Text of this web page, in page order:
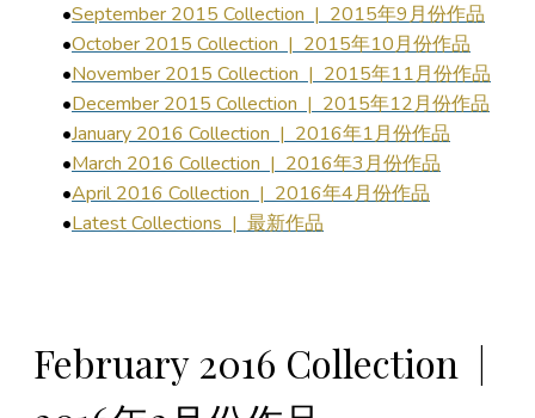
September 2015 Collection | 2015年9月份作品
October 2015 Collection | 2015年10月份作品
November 2015 Collection | 2015年11月份作品
December 2015 Collection | 2015年12月份作品
January 2016 Collection | 2016年1月份作品
March 2016 Collection | 2016年3月份作品
April 2016 Collection | 2016年4月份作品
Latest Collections | 最新作品
February 2016 Collection |